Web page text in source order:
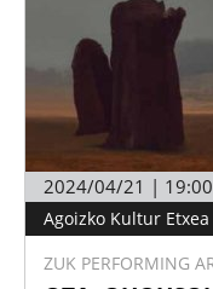
2024/04/21 |
Agoizko Kultur
ZUK PERFORMING